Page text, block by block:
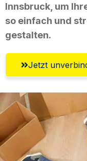
Innsbruck, um
so einfach und
gestalten.
Jetzt